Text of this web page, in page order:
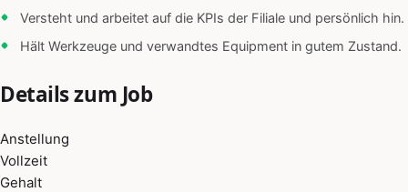
Versteht und arbeitet auf die KPIs der Filiale und persönlich hin.
Hält Werkzeuge und verwandtes Equipment in gutem Zustand.
Details zum Job
Anstellung
Vollzeit
Gehalt